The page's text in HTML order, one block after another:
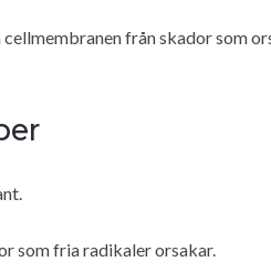
från skador som
som fria radikaler orsakar.